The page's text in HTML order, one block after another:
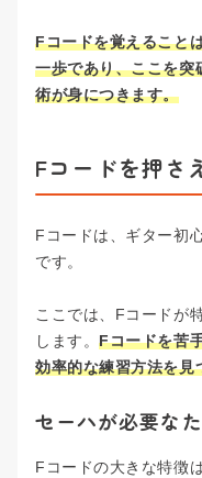
Fコードを覚えること
一歩であり、ここを突
術が身につきます。
Fコードを押さ
Fコードは、ギター初
です。
ここでは、Fコードが
します。Fコードを苦
効率的な練習方法を見
セーハが必要な
Fコードの大きな特徴